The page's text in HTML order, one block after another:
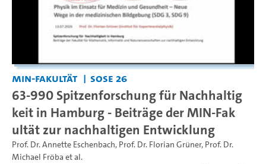
MIN-Fakultät SoSe 26
63-990 Spitzenforschung für Nachhaltig
keit in Hamburg - Beiträge der MIN-Fak
ultät zur nachhaltigen Entwicklung
Prof. Dr. Annette Eschenbach, Prof. Dr. Florian Grüner, Prof. Dr.
Michael Fröba et al.